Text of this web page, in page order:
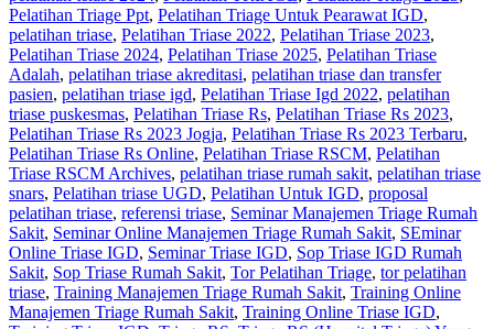
Pelatihan Triage Ppt, Pelatihan Triage Untuk Pearawat IGD,
pelatihan triase, Pelatihan Triase 2022, Pelatihan Triase 2023,
Pelatihan Triase 2024, Pelatihan Triase 2025, Pelatihan Triase
Adalah, pelatihan triase akreditasi, pelatihan triase dan transfer
pasien, pelatihan triase igd, Pelatihan Triase Igd 2022, pelatihan
triase puskesmas, Pelatihan Triase Rs, Pelatihan Triase Rs 2023,
Pelatihan Triase Rs 2023 Jogja, Pelatihan Triase Rs 2023 Terbaru,
Pelatihan Triase Rs Online, Pelatihan Triase RSCM, Pelatihan
Triase RSCM Archives, pelatihan triase rumah sakit, pelatihan triase
snars, Pelatihan triase UGD, Pelatihan Untuk IGD, proposal
pelatihan triase, referensi triase, Seminar Manajemen Triage Rumah
Sakit, Seminar Online Manajemen Triage Rumah Sakit, SEminar
Online Triase IGD, Seminar Triase IGD, Sop Triase IGD Rumah
Sakit, Sop Triase Rumah Sakit, Tor Pelatihan Triage, tor pelatihan
triase, Training Manajemen Triage Rumah Sakit, Training Online
Manajemen Triage Rumah Sakit, Training Online Triase IGD,